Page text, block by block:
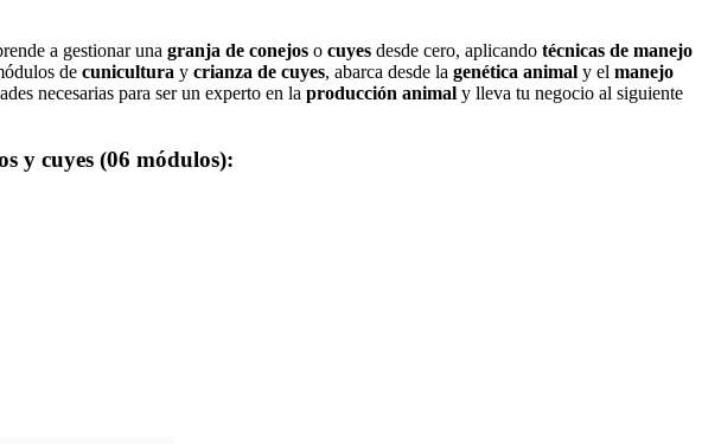
a gestionar una granja de conejos o cuyes desde cero, aplicando técnicas de manejo
de cunicultura y crianza de cuyes, abarca desde la genética animal y el manejo
necesarias para ser un experto en la producción animal y lleva tu negocio al siguiente
y cuyes (06 módulos):